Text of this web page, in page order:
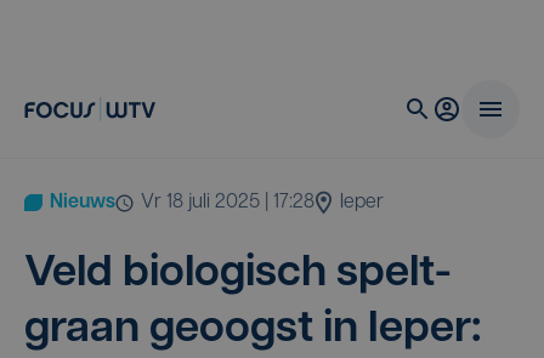
Nieuws vr 18 juli 2025 | 17:28 Ieper
Veld bio­lo­gisch spelt­
graan geoogst in Ieper: